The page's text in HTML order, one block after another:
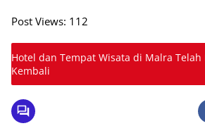
Post Views: 112
Hotel dan Tempat Wisata di Malra Telah
Kembali